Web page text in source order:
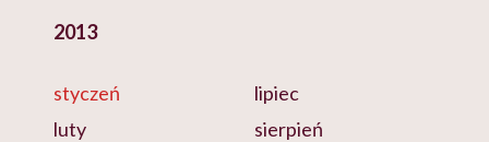
2013
styczeń
luty
lipiec
sierpień